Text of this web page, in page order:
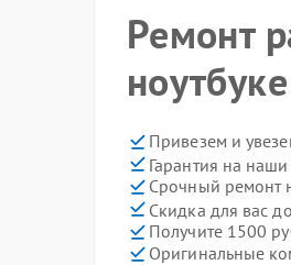
Ремонт
Привезем и
Гарантия на
Срочный ремонт
Скидка для вас до
Получите 1500
Оригинальные